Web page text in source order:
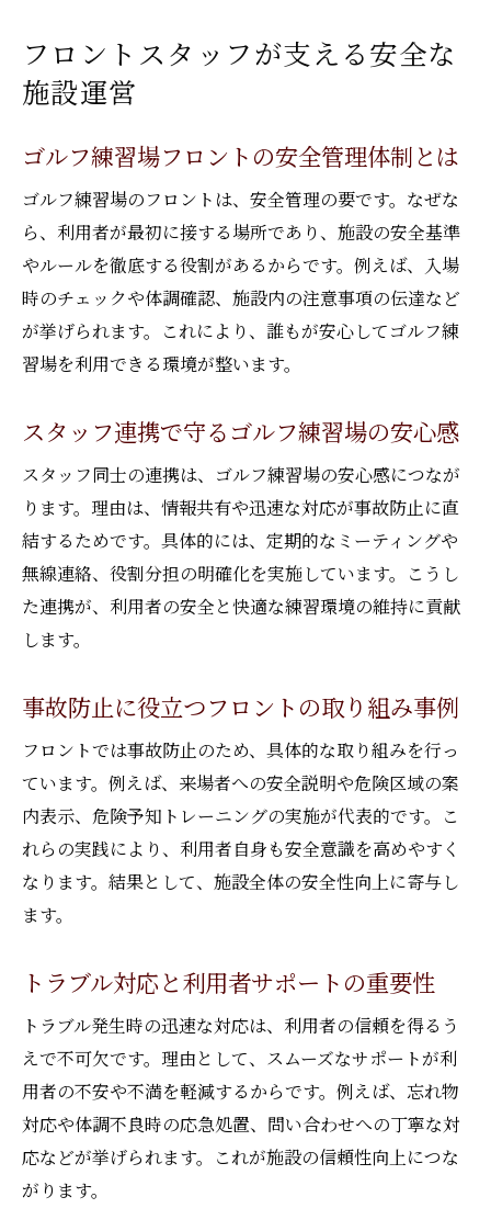
フロントスタッフが支える安全な
施設運営
ゴルフ練習場フロントの安全管理体制とは
ゴルフ練習場のフロントは、安全管理の要です。なぜな
ら、利用者が最初に接する場所であり、施設の安全基準
やルールを徹底する役割があるからです。例えば、入場
時のチェックや体調確認、施設内の注意事項の伝達など
が挙げられます。これにより、誰もが安心してゴルフ練
習場を利用できる環境が整います。
スタッフ連携で守るゴルフ練習場の安心感
スタッフ同士の連携は、ゴルフ練習場の安心感につなが
ります。理由は、情報共有や迅速な対応が事故防止に直
結するためです。具体的には、定期的なミーティングや
無線連絡、役割分担の明確化を実施しています。こうし
た連携が、利用者の安全と快適な練習環境の維持に貢献
します。
事故防止に役立つフロントの取り組み事例
フロントでは事故防止のため、具体的な取り組みを行っ
ています。例えば、来場者への安全説明や危険区域の案
内表示、危険予知トレーニングの実施が代表的です。こ
れらの実践により、利用者自身も安全意識を高めやすく
なります。結果として、施設全体の安全性向上に寄与し
ます。
トラブル対応と利用者サポートの重要性
トラブル発生時の迅速な対応は、利用者の信頼を得るう
えで不可欠です。理由として、スムーズなサポートが利
用者の不安や不満を軽減するからです。例えば、忘れ物
対応や体調不良時の応急処置、問い合わせへの丁寧な対
応などが挙げられます。これが施設の信頼性向上につな
がります。